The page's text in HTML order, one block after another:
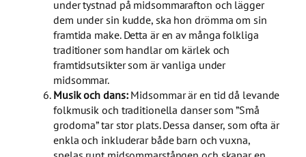
under tystnad på midsommarafton och lägger
dem under sin kudde, ska hon drömma om sin
framtida make. Detta är en av många folkliga
traditioner som handlar om kärlek och
framtidsutsikter som är vanliga under
midsommar.
Musik och dans:Midsommar är en tid då levande
folkmusik och traditionella danser som ”Små
grodorna” tar stor plats. Dessa danser, som ofta är
enkla och inkluderar både barn och vuxna,